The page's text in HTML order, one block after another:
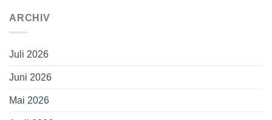
ARCHIV
Juli 2026
Juni 2026
Mai 2026